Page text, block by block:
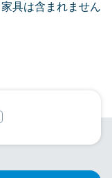
具は含まれません